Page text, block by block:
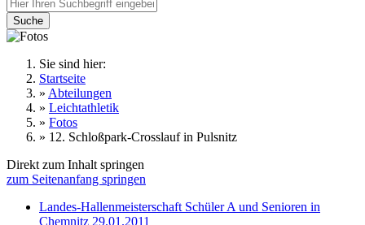
Suche
Sie sind hier:
Startseite
» Abteilungen
» Leichtathletik
» Fotos
» 12. Schloßpark-Crosslauf in Pulsnitz
Direkt zum Inhalt springen
zum Seitenanfang springen
Landes-Hallenmeisterschaft Schüler A und Senioren in
Chemnitz 29.01.2011